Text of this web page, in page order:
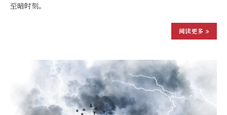
至暗时刻。
阅读更多